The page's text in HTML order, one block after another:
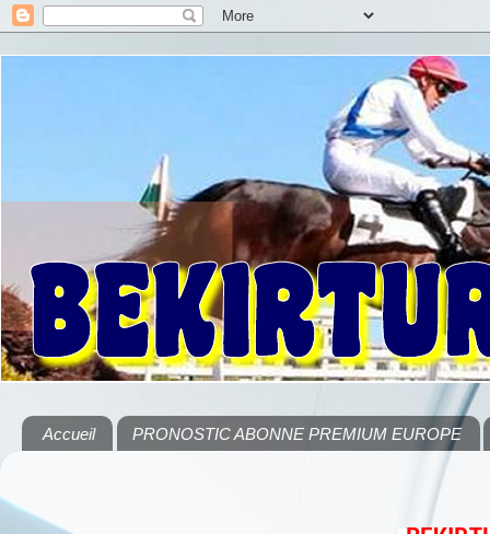
Accueil PRONOSTIC ABONNE PREMIUM EUROPE